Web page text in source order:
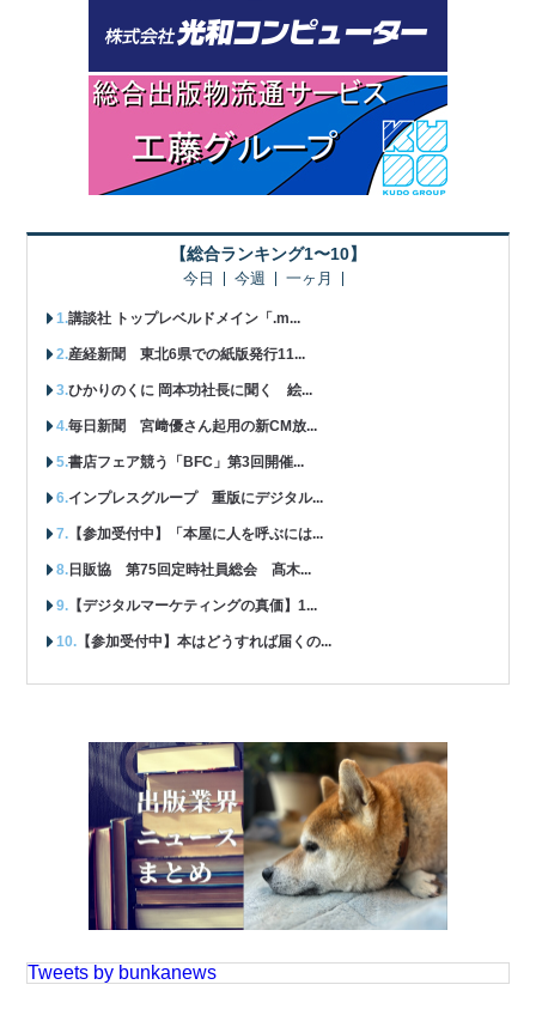
【総合ランキング1〜10】
今日 今週 一ヶ月
講談社 トップレベルドメイン「.m...
産経新聞 東北6県での紙版発行11...
ひかりのくに 岡本功社長に聞く 絵...
毎日新聞 宮﨑優さん起用の新CM放...
書店フェア競う「BFC」第3回開催...
インプレスグループ 重版にデジタル...
【参加受付中】「本屋に人を呼ぶには...
日販協 第75回定時社員総会 髙木...
【デジタルマーケティングの真価】1...
【参加受付中】本はどうすれば届くの...
Tweets by bunkanews